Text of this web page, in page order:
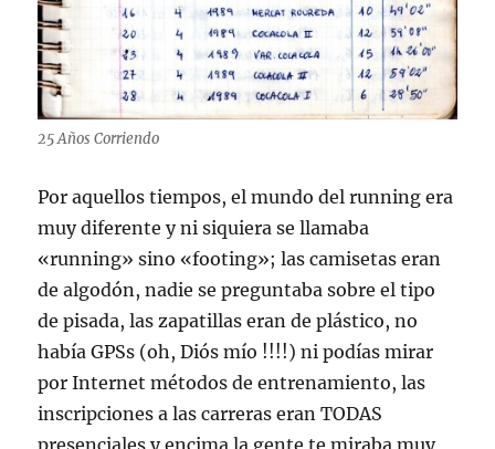
25 Años Corriendo
Por aquellos tiempos, el mundo del running era
muy diferente y ni siquiera se llamaba
«running» sino «footing»; las camisetas eran
de algodón, nadie se preguntaba sobre el tipo
de pisada, las zapatillas eran de plástico, no
había GPSs (oh, Diós mío !!!!) ni podías mirar
por Internet métodos de entrenamiento, las
inscripciones a las carreras eran TODAS
presenciales y encima la gente te miraba muy